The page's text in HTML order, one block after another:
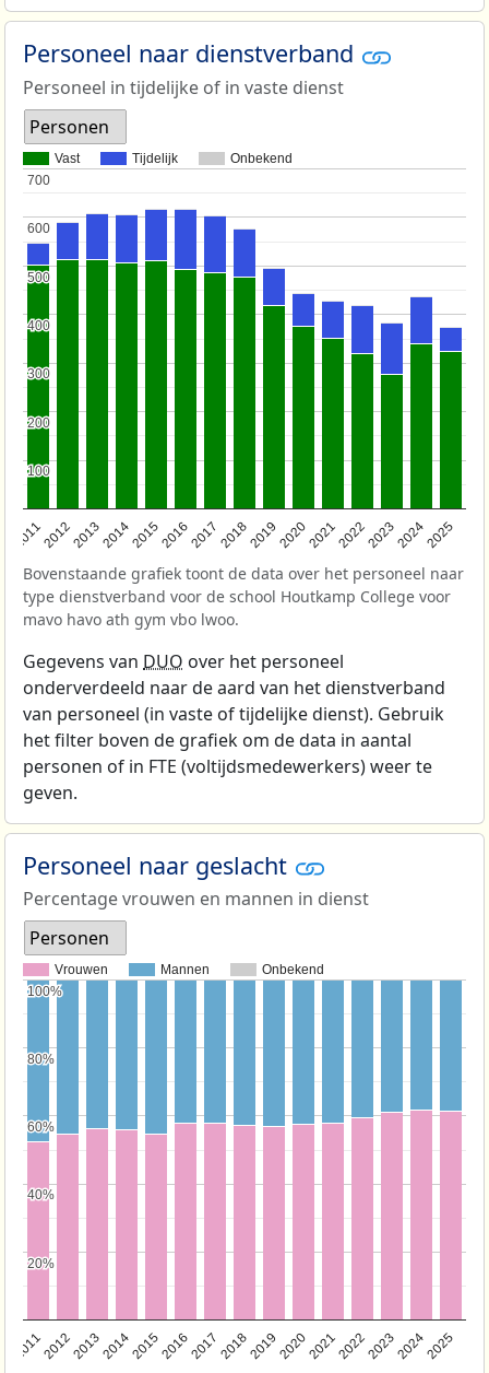
Personeel naar dienstverband
Personeel in tijdelijke of in vaste dienst
Personen
Vast Tijdelijk Onbekend
201120122013201420152016201720182019202020212022202320242025
100
100
200
200
300
300
400
400
500
500
600
600
700
700
Bovenstaande grafiek toont de data over het personeel naar
type dienstverband voor de school Houtkamp College voor
mavo havo ath gym vbo lwoo.
Gegevens van DUO over het personeel
onderverdeeld naar de aard van het dienstverband
van personeel (in vaste of tijdelijke dienst). Gebruik
het filter boven de grafiek om de data in aantal
personen of in FTE (voltijdsmedewerkers) weer te
geven.
Personeel naar geslacht
Percentage vrouwen en mannen in dienst
Personen
Vrouwen Mannen Onbekend
201120122013201420152016201720182019202020212022202320242025
20%
20%
40%
40%
60%
60%
80%
80%
100%
100%